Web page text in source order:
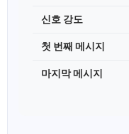
신호 강도
첫 번째 메시지
마지막 메시지